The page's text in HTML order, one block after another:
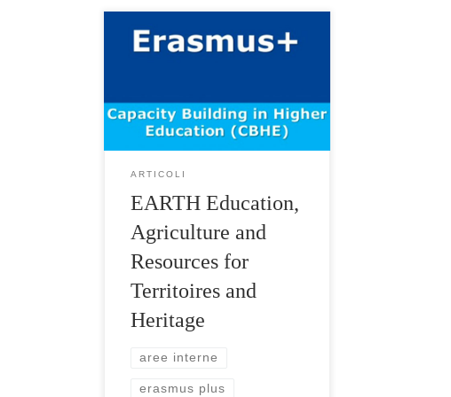
La questione Il mondo rurale
storicamente interessate dalla
persistenza di alti livelli di
migrazioni nelle città e una […]
ARTICOLI
EARTH Education,
Agriculture and
Resources for
Territoires and
Heritage
aree interne
erasmus plus